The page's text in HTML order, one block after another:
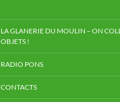
LA GLANERIE DU MOULIN – ON
OBJETS !
RADIO PONS
CONTACTS